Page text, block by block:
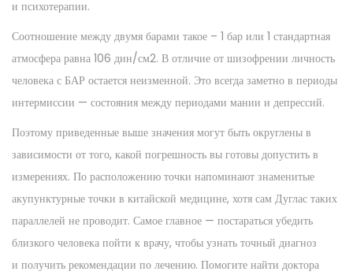
и психотерапии.
Соотношение между двумя барами такое – 1 бар или 1 стандартная
атмосфера равна 106 дин/см2. В отличие от шизофрении личность
человека с БАР остается неизменной. Это всегда заметно в периоды
интермиссии — состояния между периодами мании и депрессий.
Поэтому приведенные выше значения могут быть округлены в
зависимости от того, какой погрешность вы готовы допустить в
измерениях. По расположению точки напоминают знаменитые
акупунктурные точки в китайской медицине, хотя сам Дуглас таких
параллелей не проводит. Самое главное — постараться убедить
близкого человека пойти к врачу, чтобы узнать точный диагноз
и получить рекомендации по лечению. Помогите найти доктора